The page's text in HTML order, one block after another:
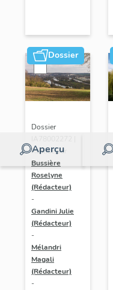
Dossier
Aperçu
Dossier
Réalisé par
Bussière
Roselyne
(Rédacteur)
-
Gandini Julie
(Rédacteur)
-
Mélandri
Magali
(Rédacteur)
-